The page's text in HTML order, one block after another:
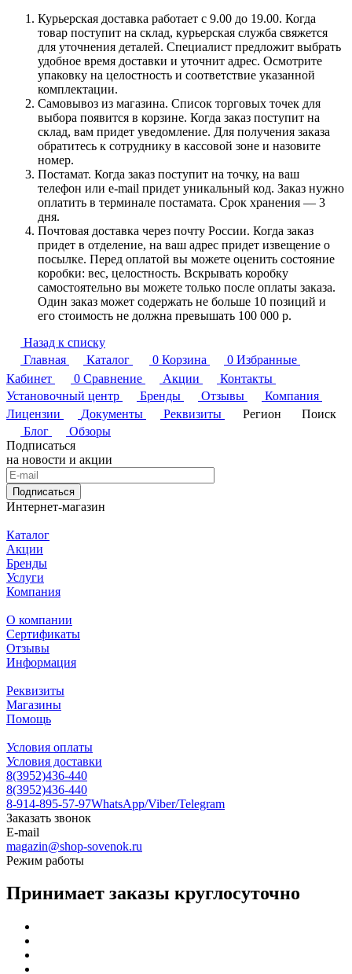
Курьерская доставка работает с 9.00 до 19.00. Когда
товар поступит на склад, курьерская служба свяжется
для уточнения деталей. Специалист предложит выбрать
удобное время доставки и уточнит адрес. Осмотрите
упаковку на целостность и соответствие указанной
комплектации.
Самовывоз из магазина. Список торговых точек для
выбора появится в корзине. Когда заказ поступит на
склад, вам придет уведомление. Для получения заказа
обратитесь к сотруднику в кассовой зоне и назовите
номер.
Постамат. Когда заказ поступит на точку, на ваш
телефон или e-mail придет уникальный код. Заказ нужно
оплатить в терминале постамата. Срок хранения — 3
дня.
Почтовая доставка через почту России. Когда заказ
придет в отделение, на ваш адрес придет извещение о
посылке. Перед оплатой вы можете оценить состояние
коробки: вес, целостность. Вскрывать коробку
самостоятельно вы можете только после оплаты заказа.
Один заказ может содержать не больше 10 позиций и
его стоимость не должна превышать 100 000 р.
Назад к списку
Главная
Каталог 0 Корзина 0 Избранные
Кабинет
0 Сравнение Акции
Контакты
Установочный центр
Бренды Отзывы
Компания
Лицензии
Документы Реквизиты Регион
Поиск
Блог
Обзоры
Подписаться
на новости и акции
Подписаться
Интернет-магазин
Каталог
Акции
Бренды
Услуги
Компания
О компании
Сертификаты
Отзывы
Информация
Реквизиты
Магазины
Помощь
Условия оплаты
Условия доставки
8(3952)436-440
8(3952)436-440
8-914-895-57-97WhatsApp/Viber/Telegram
Заказать звонок
E-mail
magazin@shop-sovenok.ru
Режим работы
Принимает заказы круглосуточно